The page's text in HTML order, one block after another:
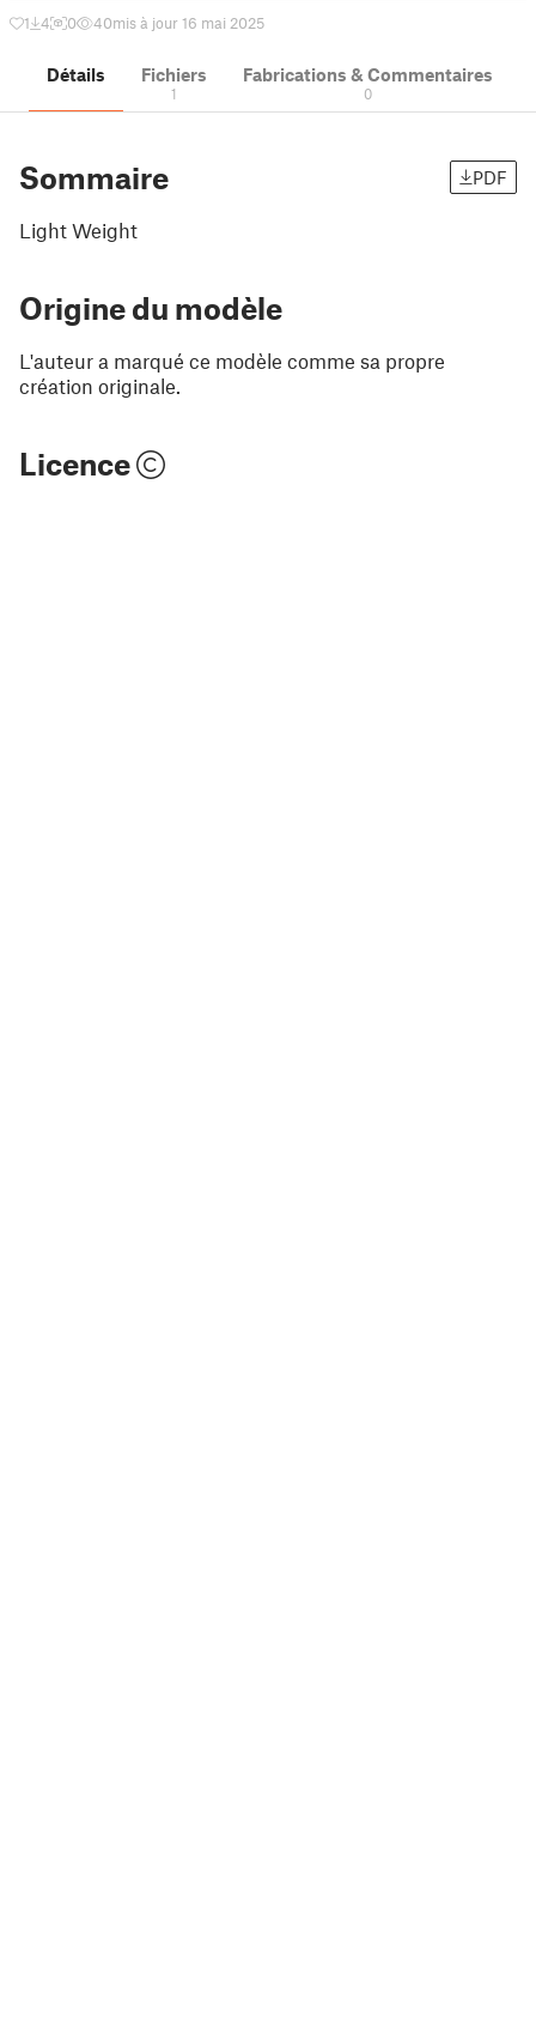
1 4 0 40mis à jour 16 mai 2025
Détails Fichiers
1
Fabrications & Commentaires
0
Sommaire PDF
Light Weight
Origine du modèle
L'auteur a marqué ce modèle comme sa propre
création originale.
Licence